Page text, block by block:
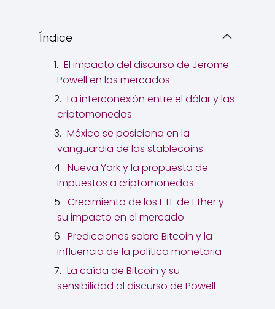
Índice
El impacto del discurso de Jerome
Powell en los mercados
La interconexión entre el dólar y las
criptomonedas
México se posiciona en la
vanguardia de las stablecoins
Nueva York y la propuesta de
impuestos a criptomonedas
Crecimiento de los ETF de Ether y
su impacto en el mercado
Predicciones sobre Bitcoin y la
influencia de la política monetaria
La caída de Bitcoin y su
sensibilidad al discurso de Powell